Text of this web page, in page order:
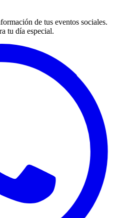
de tus eventos sociales.
tu día especial.